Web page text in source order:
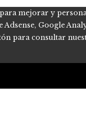
mejorar y
Google
para consultar